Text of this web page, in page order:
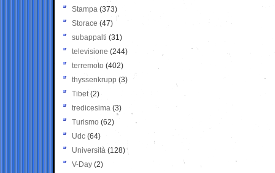
Stampa (373)
Storace (47)
subappalti (31)
televisione(244)
terremoto (402)
thyssenkrupp (3)
Tibet(2)
tredicesima (3)
Turismo (62)
Udc (64)
Università (128)
V-Day (2)